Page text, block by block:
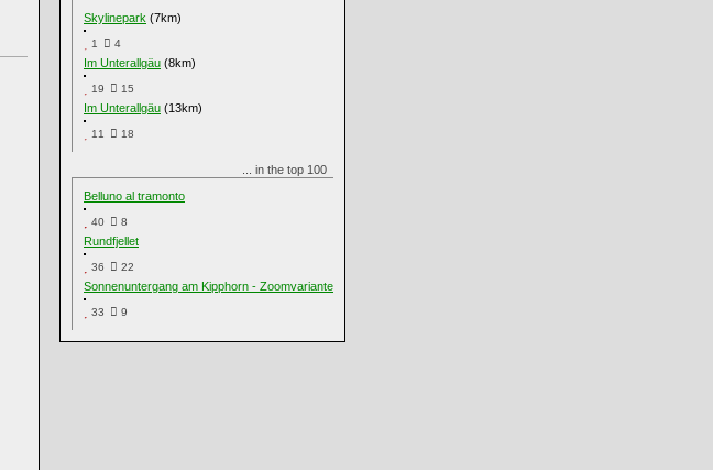
Skylinepark (7km)
1 4
Im Unterallgäu (8km)
19 15
Im Unterallgäu (13km)
11 18
... in the top 100
Belluno al tramonto
40 8
Rundfjellet
36 22
Sonnenuntergang am Kipphorn - Zoomvariante
33 9